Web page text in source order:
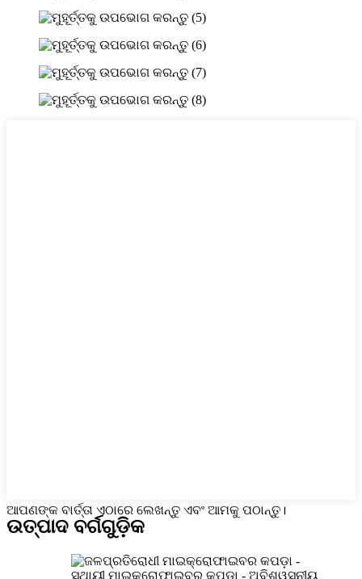
ଆପଣଙ୍କ ବାର୍ତ୍ତା ଏଠାରେ ଲେଖନ୍ତୁ ଏବଂ ଆମକୁ ପଠାନ୍ତୁ।
ଉତ୍ପାଦ ବର୍ଗଗୁଡ଼ିକ